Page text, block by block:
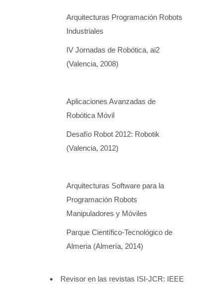
Arquitecturas Programación Robots
Industriales
IV Jornadas de Robótica, ai2
(Valencia, 2008)
Aplicaciones Avanzadas de
Robótica Móvil
Desafío Robot 2012: Robotik
(Valencia, 2012)
Arquitecturas Software para la
Programación Robots
Manipuladores y Móviles
Parque Científico-Tecnológico de
Almeria (Almería, 2014)
Revisor en las revistas ISI-JCR: IEEE